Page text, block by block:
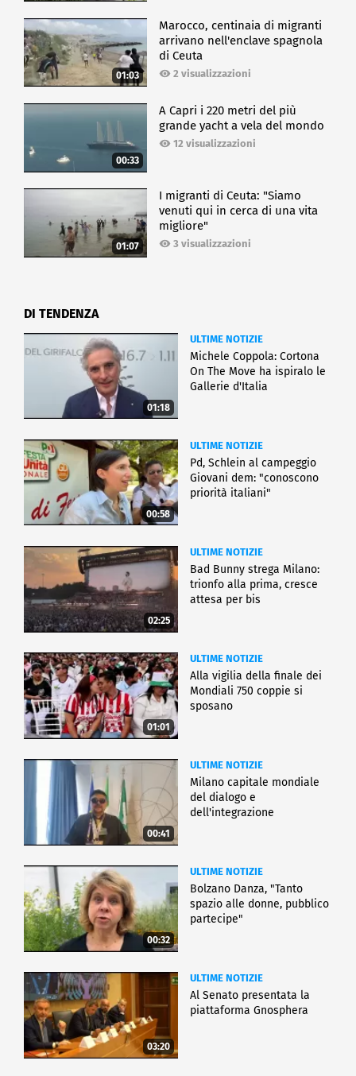
01:03
Marocco, centinaia di migranti
arrivano nell'enclave spagnola
di Ceuta
2 visualizzazioni
00:33
A Capri i 220 metri del più
grande yacht a vela del mondo
12 visualizzazioni
01:07
I migranti di Ceuta: "Siamo
venuti qui in cerca di una vita
migliore"
3 visualizzazioni
DI TENDENZA
01:18
ULTIME NOTIZIE
Michele Coppola: Cortona
On The Move ha ispiralo le
Gallerie d'Italia
00:58
ULTIME NOTIZIE
Pd, Schlein al campeggio
Giovani dem: "conoscono
priorità italiani"
02:25
ULTIME NOTIZIE
Bad Bunny strega Milano:
trionfo alla prima, cresce
attesa per bis
01:01
ULTIME NOTIZIE
Alla vigilia della finale dei
Mondiali 750 coppie si
sposano
00:41
ULTIME NOTIZIE
Milano capitale mondiale
del dialogo e
dell'integrazione
00:32
ULTIME NOTIZIE
Bolzano Danza, "Tanto
spazio alle donne, pubblico
partecipe"
03:20
ULTIME NOTIZIE
Al Senato presentata la
piattaforma Gnosphera